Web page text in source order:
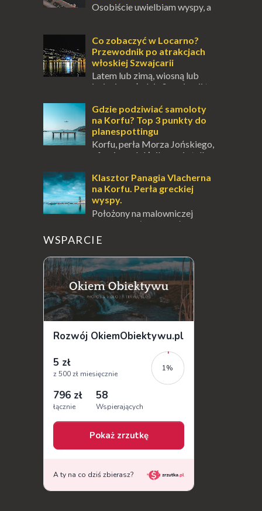
Osobiście uwielbiam wyspy, a
pośrodku Bałtyku? To zawsze brzmi jak
doskonał...
Co zobaczyć w Locarno?
Przewodnik po atrakcjach
włoskiej Szwajcarii
Latem lub zimą, wiosną lub
jesienią, południe Szwajcarii to
odwiedzić. Moja zimowa podróż do
Locarno gwara...
Gdzie podziwiać samoloty
na Korfu? Top 3 punkty do
planespottingu
Korfu, perła Morza Jońskiego,
oferuje podróżnikom nie tylko
wioski, ale także coś wyjątkowego –
prawd...
Klasztor Panagia Vlacherna
na Korfu. Perła greckiej
wyspy.
Położony na malowniczej
wysepce, tuż obok półwyspu
Kanoni, Święty Klasztor Panagia Vlacherna
jest jednym z najbardziej rozpoznawalnych
symbo...
WSPARCIE